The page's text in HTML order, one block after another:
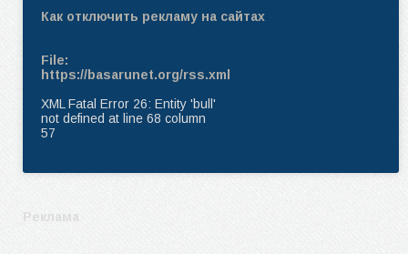
Как отключить рекламу на сайтах
File:
https://basarunet.org/rss.xml
XML Fatal Error 26: Entity 'bull'
not defined at line 68 column
57
Реклама